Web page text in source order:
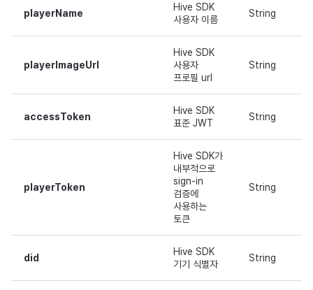
playerName
Hive SDK
사용자 이름
String
playerImageUrl
Hive SDK
사용자
프로필 url
String
accessToken
Hive SDK
표준 JWT
String
playerToken
Hive SDK가
내부적으로
sign-in
검증에
사용하는
토큰
String
did
Hive SDK
기기 식별자
String